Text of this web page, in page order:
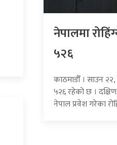
नेपालमा
५२६
काठमाडौँ । साउन २२,
५२६ रहेको छ । दक्षिण
नेपाल प्रवेश गरेका